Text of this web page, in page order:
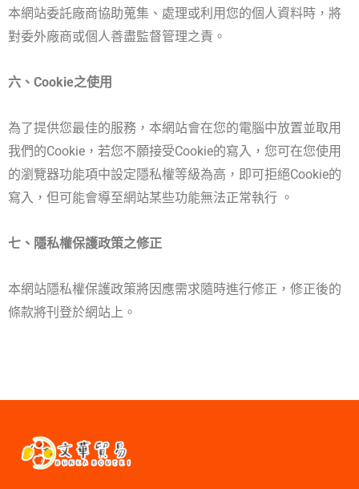
本網站委託廠商協助蒐集、處理或利用您的個人資料時，將
對委外廠商或個人善盡監督管理之責。
六、Cookie之使用
為了提供您最佳的服務，本網站會在您的電腦中放置並取用
我們的Cookie，若您不願接受Cookie的寫入，您可在您使用
的瀏覽器功能項中設定隱私權等級為高，即可拒絕Cookie的
寫入，但可能會導至網站某些功能無法正常執行 。
七、隱私權保護政策之修正
本網站隱私權保護政策將因應需求隨時進行修正，修正後的
條款將刊登於網站上。